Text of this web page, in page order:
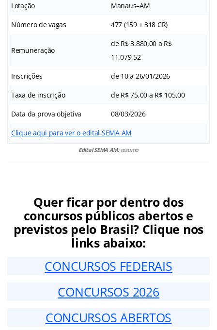
Lotação Manaus–AM
Número de vagas 477 (159 + 318 CR)
Remuneração
de R$ 3.880,00 a R$
11.079,52
Inscrições de 10 a 26/01/2026
Taxa de inscrição de R$ 75,00 a R$ 105,00
Data da prova objetiva 08/03/2026
Clique aqui para ver o edital SEMA AM
Edital SEMA AM:resumo
Quer ficar por dentro dos
concursos públicos abertos e
previstos pelo Brasil? Clique nos
links abaixo:
CONCURSOS FEDERAIS
CONCURSOS 2026
CONCURSOS ABERTOS